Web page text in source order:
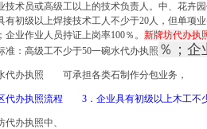
告_新
技术员或高级工以上的技术负责人。中、 花卉
有初级以上焊接技术工人不少于20人， 但单项
企业作业人员持证上岗率100％。 新牌坊代办执
准：高级工不少于50一碗水代办执照 ％；企
代办执照 可承担各类石制作分包业务，
代办执照流程 3．企业具有初级以上木工不少
代办执照中、